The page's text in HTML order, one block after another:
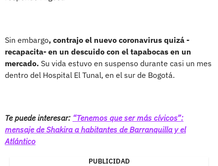
Sin embargo, contrajo el nuevo coronavirus quizá -
recapacita- en un descuido con el tapabocas en un
mercado. Su vida estuvo en suspenso durante casi un mes
dentro del Hospital El Tunal, en el sur de Bogotá.
Te puede interesar: “Tenemos que ser más cívicos”:
mensaje de Shakira a habitantes de Barranquilla y el
Atlántico
PUBLICIDAD